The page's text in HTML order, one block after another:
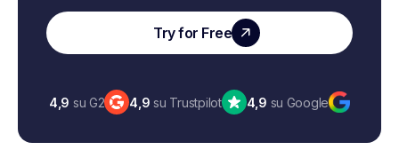
Try for Free
4,9 su G2 4,9 su Trustpilot 4,9 su Google